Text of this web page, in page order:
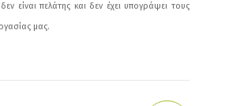
είναι πελάτης και δεν έχει υπογράψει τους
μας.